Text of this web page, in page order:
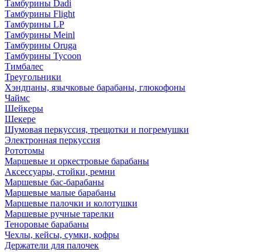
Тамбурины Dadi
Тамбурины Flight
Тамбурины LP
Тамбурины Meinl
Тамбурины Oruga
Тамбурины Tycoon
Тимбалес
Треугольники
Хэндпаны, язычковые барабаны, глюкофоны
Чаймс
Шейкеры
Шекере
Шумовая перкуссия, трещотки и погремушки
Электронная перкуссия
Рототомы
Маршевые и оркестровые барабаны
Аксессуары, стойки, ремни
Маршевые бас-барабаны
Маршевые малые барабаны
Маршевые палочки и колотушки
Маршевые ручные тарелки
Теноровые барабаны
Чехлы, кейсы, сумки, кофры
Держатели для палочек